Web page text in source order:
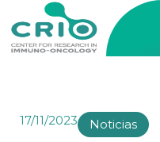
17/11/2023 Noticias